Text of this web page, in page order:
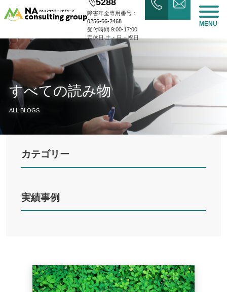
障害年金専用番号：
0256-66-2468
受付時間 9:00-17:00
定休日 土・日・祝日
MENU
すべての読み物
ALL BLOGS
カテゴリー
実績事例